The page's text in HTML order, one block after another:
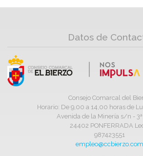
Datos de
Consejo Comarcal del
Horario: De 9,00 a 14,00 horas de
Avenida de la Minería s/n -
24402 PONFERRADA
987423551
empleo@ccbierzo.com